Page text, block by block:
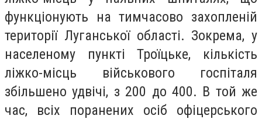
функціонують на тимчасово захопленій
території Луганської області. Зокрема, у
населеному пункті Троїцьке, кількість
ліжко-місць військового госпіталя
збільшено удвічі, з 200 до 400. В той же
час, всіх поранених осіб офіцерського